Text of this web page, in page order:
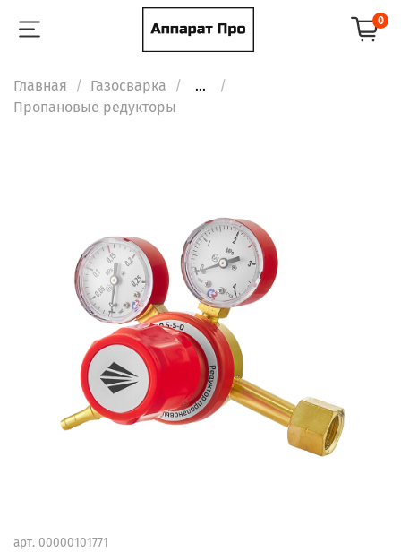
0
Главная Газосварка
...
Пропановые редукторы
арт. 00000101771